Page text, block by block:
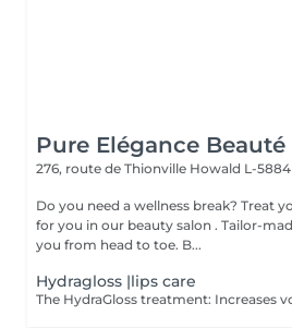
Pure Elégance Beauté
276, route de Thionville Howald L-5884
Do you need a wellness break? Treat yourself to a moment just
for you in our beauty salon . Tailor-made treatments to pamper
you from head to toe. B...
Hydragloss |lips care